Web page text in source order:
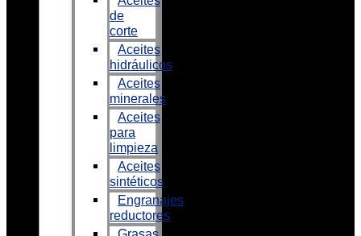
de
corte
Aceites
hidráulicos
Aceites
minerales
Aceites
para
limpieza
Aceites
sintéticos
Engranajes
reductores